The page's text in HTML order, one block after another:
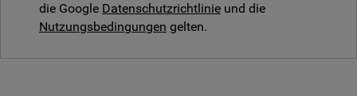
die Google Datenschutzrichtlinie und die
Nutzungsbedingungen gelten.